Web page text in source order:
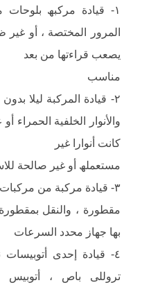
١- قیادة مركبھ بلوحات
المرور المختصة ، أو غیر
یصعب قراءتھا من بعد
مناسب
٢- قیادة المركبة لیلا
والأنوار الخلفیة الحمراء
كانت أنوارا غیر
مستعملھ أو غیر صالحة
٣- قیادة مركبة من
مقطورة ، والنقل
بھا جھاز محدد السرعات
٤- قیادة إحدى
تروللى باص ،